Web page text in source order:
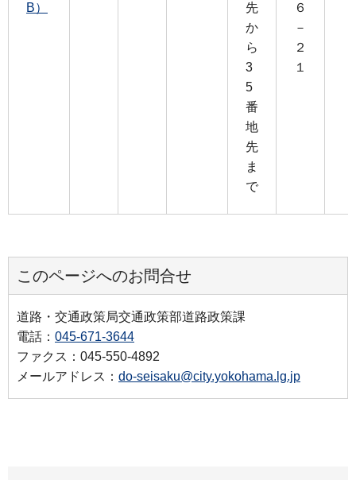
B）
先
か
ら
3
5
番
地
先
ま
で
６
－
２
１
このページへのお問合せ
道路・交通政策局交通政策部道路政策課
電話： 045-671-3644
ファクス：045-550-4892
メールアドレス： do-seisaku@city.yokohama.lg.jp